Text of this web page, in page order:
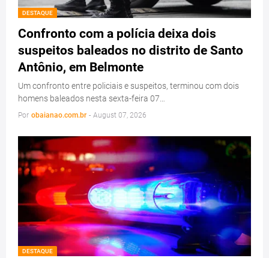
DESTAQUE
Confronto com a polícia deixa dois
suspeitos baleados no distrito de Santo
Antônio, em Belmonte
Um confronto entre policiais e suspeitos, terminou com dois
homens baleados nesta sexta-feira 07…
Por obaianao.com.br - August 07, 2026
DESTAQUE